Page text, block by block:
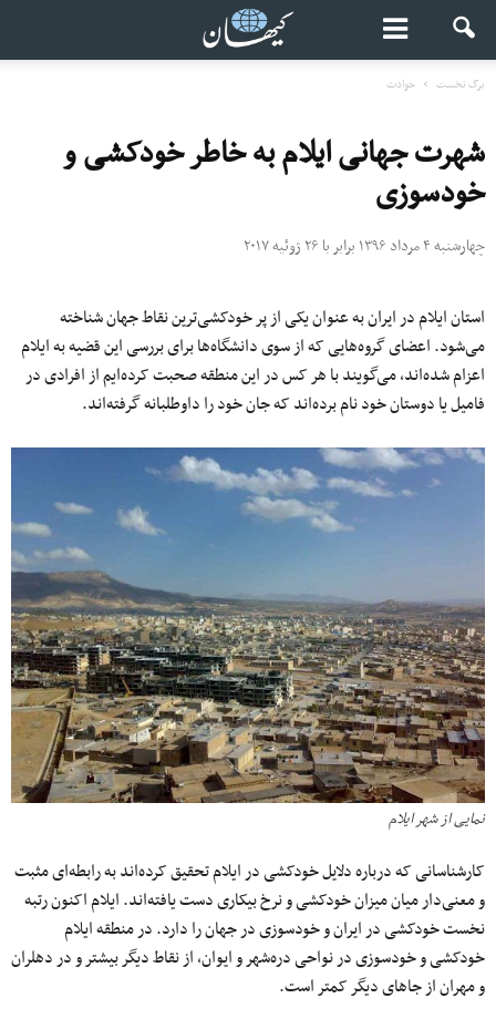
برگ نخست حوادث
شهرت جهانی ایلام به خاطر خودکشی و
خودسوزی
چهارشنبه ۴ مرداد ۱۳۹۶ برابر با ۲۶ ژوئیه ۲۰۱۷
استان ایلام در ایران به عنوان یکی از پر خودکشی‌ترین نقاط جهان شناخته
می‌شود. اعضای گروه‌هایی که از سوی دانشگاه‌ها برای بررسی این قضیه به ایلام
اعزام شده‌اند، می‌گویند با هر کس در این منطقه صحبت کرده‌ایم از افرادی در
فامیل یا دوستان خود نام برده‌اند که جان خود را داوطلبانه گرفته‌اند.
نمایی از شهر ایلام
کارشناسانی که درباره دلایل خودکشی در ایلام تحقیق کرده‌اند به رابطه‌ای مثبت
و معنی‌دار میان میزان خودکشی و نرخ بیکاری دست یافته‌اند. ایلام اکنون رتبه
نخست خودکشی در ایران و خودسوزی در جهان را دارد. در منطقه ایلام
خودکشی و خودسوزی در نواحی دره‌شهر و ایوان، از نقاط دیگر بیشتر و در دهلران
و مهران از جاهای دیگر کمتر است.